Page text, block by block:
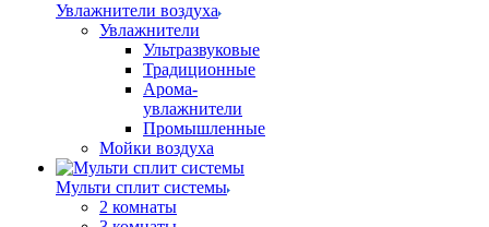
Увлажнители воздуха
Увлажнители
Ультразвуковые
Традиционные
Арома-
увлажнители
Промышленные
Мойки воздуха
Мульти сплит системы
2 комнаты